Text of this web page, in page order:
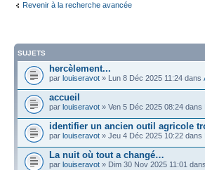
Revenir à la recherche avancée
SUJETS
hercèlement...
par louiseravot » Lun 8 Déc 2025 11:24 dans
accueil
par louiseravot » Ven 5 Déc 2025 08:24 dans
identifier un ancien outil agricole
par louiseravot » Jeu 4 Déc 2025 10:22 dans
La nuit où tout a changé…
par louiseravot » Dim 30 Nov 2025 11:01 dans